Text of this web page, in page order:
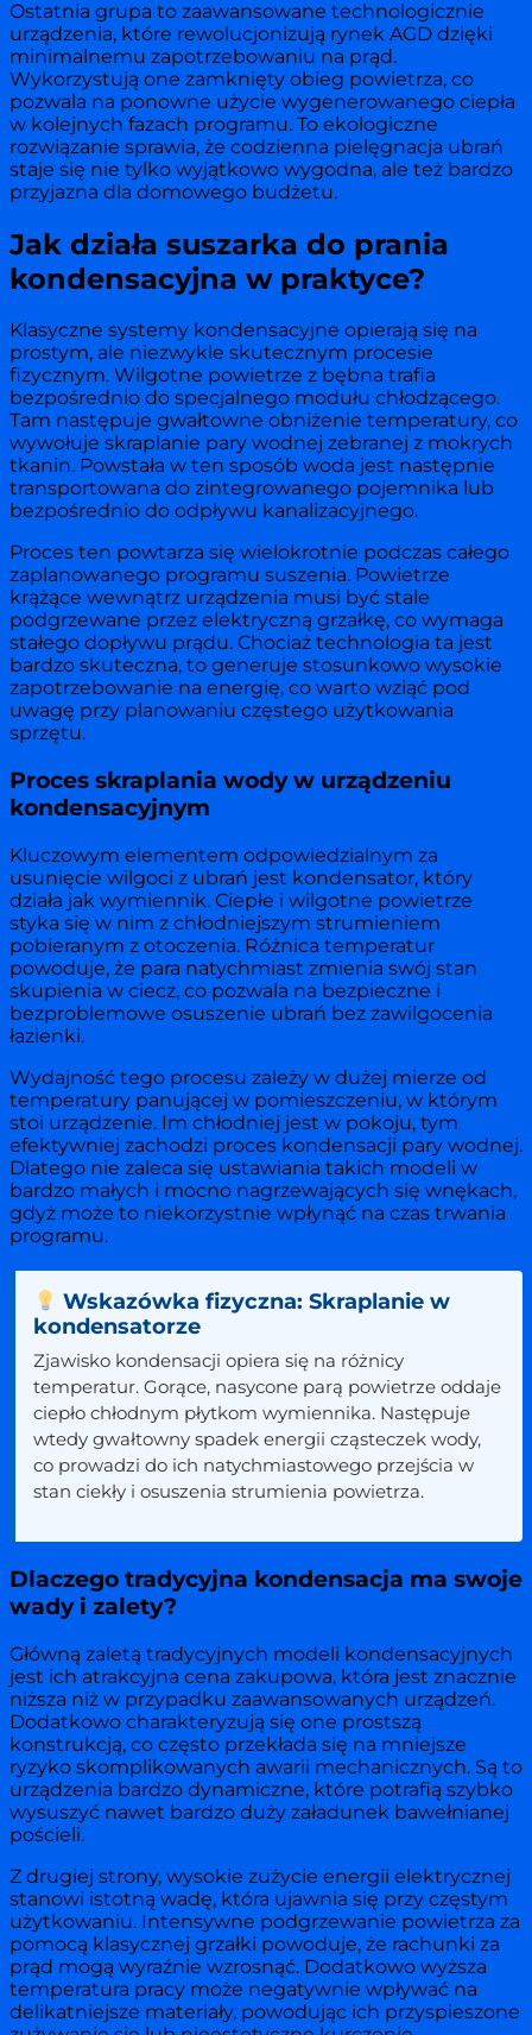
Ostatnia grupa to zaawansowane technologicznie
urządzenia, które rewolucjonizują rynek AGD dzięki
minimalnemu zapotrzebowaniu na prąd.
Wykorzystują one zamknięty obieg powietrza, co
pozwala na ponowne użycie wygenerowanego ciepła
w kolejnych fazach programu. To ekologiczne
rozwiązanie sprawia, że codzienna pielęgnacja ubrań
staje się nie tylko wyjątkowo wygodna, ale też bardzo
przyjazna dla domowego budżetu.
Jak działa suszarka do prania
kondensacyjna w praktyce?
Klasyczne systemy kondensacyjne opierają się na
prostym, ale niezwykle skutecznym procesie
fizycznym. Wilgotne powietrze z bębna trafia
bezpośrednio do specjalnego modułu chłodzącego.
Tam następuje gwałtowne obniżenie temperatury, co
wywołuje skraplanie pary wodnej zebranej z mokrych
tkanin. Powstała w ten sposób woda jest następnie
transportowana do zintegrowanego pojemnika lub
bezpośrednio do odpływu kanalizacyjnego.
Proces ten powtarza się wielokrotnie podczas całego
zaplanowanego programu suszenia. Powietrze
krążące wewnątrz urządzenia musi być stale
podgrzewane przez elektryczną grzałkę, co wymaga
stałego dopływu prądu. Chociaż technologia ta jest
bardzo skuteczna, to generuje stosunkowo wysokie
zapotrzebowanie na energię, co warto wziąć pod
uwagę przy planowaniu częstego użytkowania
sprzętu.
Proces skraplania wody w urządzeniu
kondensacyjnym
Kluczowym elementem odpowiedzialnym za
usunięcie wilgoci z ubrań jest kondensator, który
działa jak wymiennik. Ciepłe i wilgotne powietrze
styka się w nim z chłodniejszym strumieniem
pobieranym z otoczenia. Różnica temperatur
powoduje, że para natychmiast zmienia swój stan
skupienia w ciecz, co pozwala na bezpieczne i
bezproblemowe osuszenie ubrań bez zawilgocenia
łazienki.
Wydajność tego procesu zależy w dużej mierze od
temperatury panującej w pomieszczeniu, w którym
stoi urządzenie. Im chłodniej jest w pokoju, tym
efektywniej zachodzi proces kondensacji pary wodnej.
Dlatego nie zaleca się ustawiania takich modeli w
bardzo małych i mocno nagrzewających się wnękach,
gdyż może to niekorzystnie wpłynąć na czas trwania
programu.
Wskazówka fizyczna: Skraplanie w
kondensatorze
Zjawisko kondensacji opiera się na różnicy
temperatur. Gorące, nasycone parą powietrze oddaje
ciepło chłodnym płytkom wymiennika. Następuje
wtedy gwałtowny spadek energii cząsteczek wody,
co prowadzi do ich natychmiastowego przejścia w
stan ciekły i osuszenia strumienia powietrza.
Dlaczego tradycyjna kondensacja ma swoje
wady i zalety?
Główną zaletą tradycyjnych modeli kondensacyjnych
jest ich atrakcyjna cena zakupowa, która jest znacznie
niższa niż w przypadku zaawansowanych urządzeń.
Dodatkowo charakteryzują się one prostszą
konstrukcją, co często przekłada się na mniejsze
ryzyko skomplikowanych awarii mechanicznych. Są to
urządzenia bardzo dynamiczne, które potrafią szybko
wysuszyć nawet bardzo duży załadunek bawełnianej
pościeli.
Z drugiej strony, wysokie zużycie energii elektrycznej
stanowi istotną wadę, która ujawnia się przy częstym
użytkowaniu. Intensywne podgrzewanie powietrza za
pomocą klasycznej grzałki powoduje, że rachunki za
prąd mogą wyraźnie wzrosnąć. Dodatkowo wyższa
temperatura pracy może negatywnie wpływać na
delikatniejsze materiały, powodując ich przyspieszone